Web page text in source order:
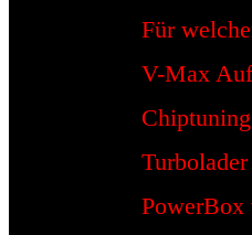
Für
V-Max
Turbolader